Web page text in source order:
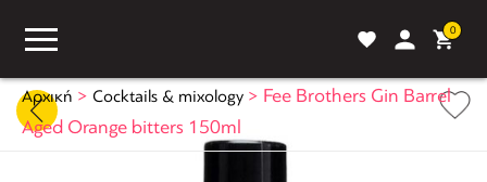
0
Αρχική > Cocktails & mixology > Fee Brothers Gin Barrel
Aged Orange bitters 150ml